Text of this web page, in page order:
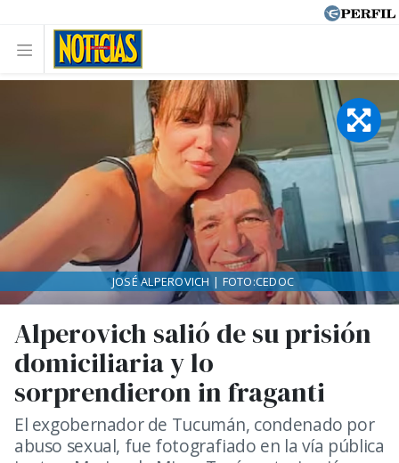
Alperovich salió de su prisión
domiciliaria y lo
sorprendieron in fraganti
El exgobernador de Tucumán, condenado por
abuso sexual, fue fotografiado en la vía pública
JOSÉ ALPEROVICH | FOTO:CEDOC